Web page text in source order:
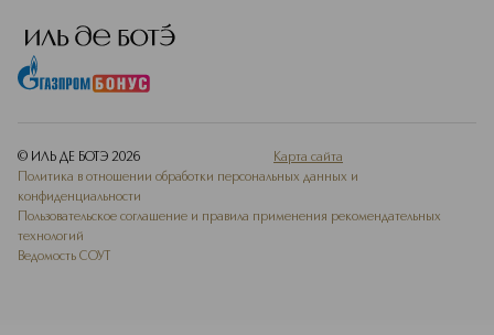
© ИЛЬ ДЕ БОТЭ 2026
Карта сайта
Политика в отношении обработки персональных данных и
конфиденциальности
Пользовательское соглашение и правила применения рекомендательных
технологий
Ведомость СОУТ